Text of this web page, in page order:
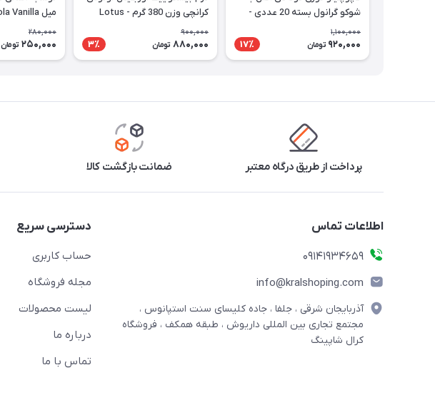
شوکو گرانول بسته 20 عددی -
Good Day Cappuccino
1,100,000
920,000 تومان 17٪
کرانچی وزن 380 گرم - Lotus
900,000
880,000 تومان 3٪
میل CocaCola Vanilla
280,000
250,000 تومان
پرداخت از طریق درگاه معتبر ضمانت بازگشت کالا
اطلاعات تماس
09141934659
info@kralshoping.com
آذربایجان شرقی ، جلفا ، جاده کلیسای سنت استپانوس ،
مجتمع تجاری بین المللی داریوش ، طبقه همکف ، فروشگاه
کرال شاپینگ
دسترسی سریع
حساب کاربری
مجله فروشگاه
لیست محصولات
درباره ما
تماس با ما